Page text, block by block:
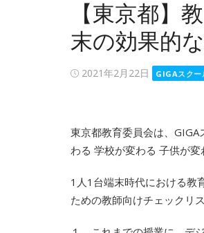
【東京都】
末の効果的
Posted
2021年2月22日 GIGAスクー
東京都教育委員会は、
わる 学校が変わる 子供が
1人1台端末時代における教
ための教師向けチェックリ